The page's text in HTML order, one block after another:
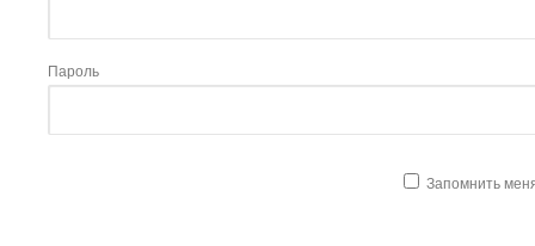
Пароль
Запомнить